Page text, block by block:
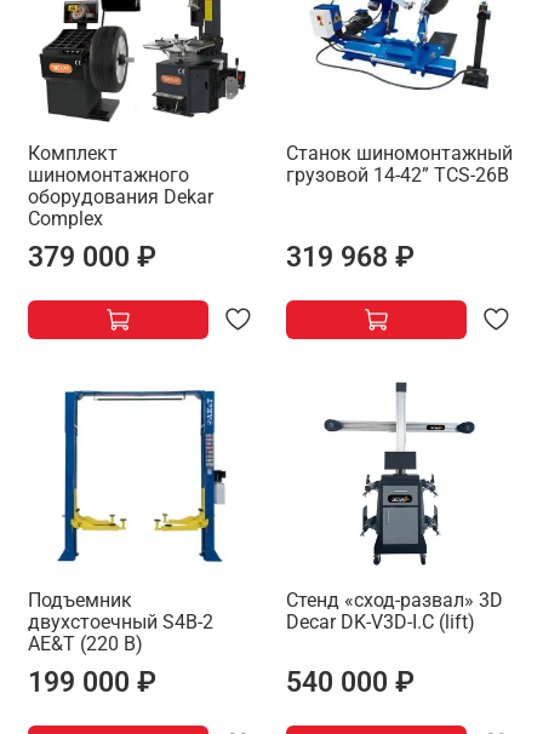
Комплект
шиномонтажного
оборудования Dekar
Complex
379 000 ₽
Станок шиномонтажный
грузовой 14-42” TCS-26B
319 968 ₽
Подъемник
двухстоечный S4B-2
AE&T (220 В)
199 000 ₽
Стенд «сход-развал» 3D
Decar DK-V3D-I.C (lift)
540 000 ₽